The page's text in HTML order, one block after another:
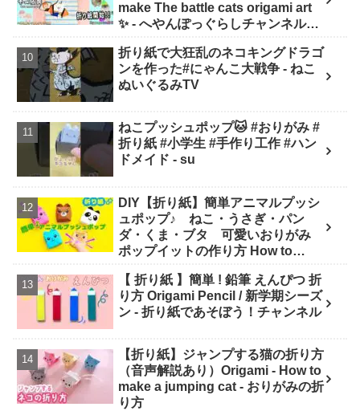
make The battle cats origami art
✨️ - へやんぽっぐらしチャンネル
character origami)】
折り紙で大狂乱のネコキングドラゴ
ンを作った#にゃんこ大戦争 - ねこ
ぬいぐるみTV
ねこプッシュポップ🐱 #おりがみ #
折り紙 #小学生 #手作り工作 #ハン
ドメイド - su
DIY【折り紙】簡単アニマルプッシ
ュポップ♪ ねこ・うさぎ・パン
ダ・くま・ブタ 可愛いおりがみ
ポップイットの作り方 How to
Soda Cat Origami キャラクター折
り紙
【 折り紙 】簡単 ! 鉛筆 えんぴつ 折
り方 Origami Pencil / 新学期シーズ
ン - 折り紙であそぼう！チャンネル
【折り紙】ジャンプする猫の折り方
（音声解説あり）Origami - How to
make a jumping cat - おりがみの折
り方